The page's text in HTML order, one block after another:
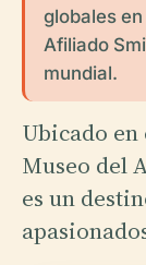
globales
Afiliado
mundial.
Ubicado
Museo del
es un